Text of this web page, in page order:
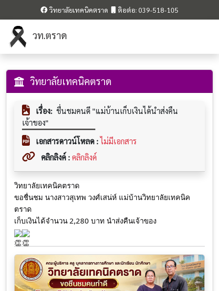
วิทยาลัยเทคนิคตราด ติอต่อ: 039-518-105
วท.ตราด
วิทยาลัยเทคนิคตราด
เรื่อง: ชื่นชมคนดี "แม่บ้านเก็บเงินได้นำส่งคืน
เจ้าของ"
เอกสารดาวน์โหลด : ไม่มีเอกสาร
คลิกลิงค์ :คลิกลิงค์
วิทยาลัยเทคนิคตราด
ขอชื่นชม นางสาวสุเทพ วงศ์เสน่ห์ แม่บ้านวิทยาลัยเทคนิค
ตราด
เก็บเงินได้จำนวน 2,280 บาท นำส่งคืนเจ้าของ